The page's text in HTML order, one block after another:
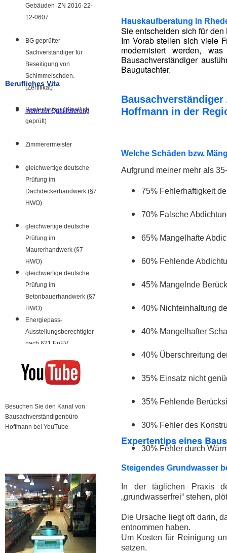
Expertentips eines
Welche Schäden bzw.
Aufgrund meiner mehr als
75% Fehlerhaftigkeit
70% Falsche
65% Mangelhafte
60% Fehlende
45% Mangelnde
40% Nichteinhaltung
40% Mangelhafter
40% Überschreitung
35% Einsatz nicht
35% Fehlende
30% Fehler des
30% Fehler durch
Berufliches Vita
Bautechniker (Staatlich
geprüft)
Zimmerermeister
gleichwertige deutsche
Prüfung im
Dachdeckerhandwerk (§7
HWO)
gleichwertige deutsche
Prüfung im
Maurerhandwerk (§7
HWO)
gleichwertige deutsche
Prüfung im
Betonbauerhandwerk (§7
HWO)
Energiepass-
Ausstellungsberechtigter
nach §21 EnEV
Besuchen Sie den Kanal von
Bausachverständigenbüro
Hoffmann bei YouTube
Gebäuden ZN 2016-22-
12-0607
BG geprüfter
Sachverständiger für
Beseitigung von
Schimmelschden.
(Zertifikat)
mehr zur Qualifizierung
Hauskaufberatung in
Sie entscheiden sich für
Im Vorab stellen sich viele
modernisiert werden,
Bausachverständiger
Baugutachter.
Hoffmann in der
Steigendes Grundwasser
In der täglichen Praxis
„grundwasserfrei“ stehen,
Die Ursache liegt oft darin,
entnommen haben.
Um Kosten für Reinigung
setzen.